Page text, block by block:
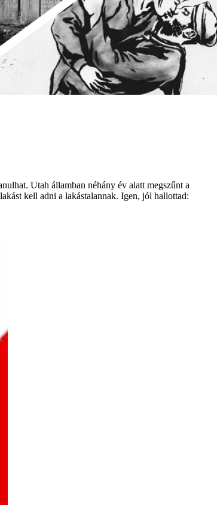
Utah államban néhány év alatt megszűnt a
kell adni a lakástalannak. Igen, jól hallottad: